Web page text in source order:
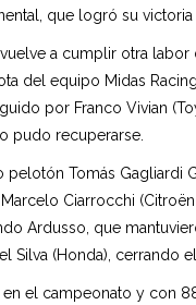
que logró su victoria
a cumplir otra
del equipo Midas
por Franco Vivian
pudo recuperarse.
Tomás Gagliardi
Ciarrocchi
Ardusso, que
Silva (Honda), cerrando
el campeonato y con